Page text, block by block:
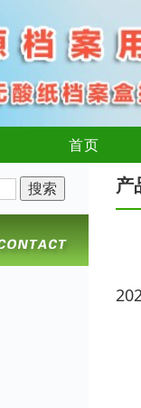
首页
产